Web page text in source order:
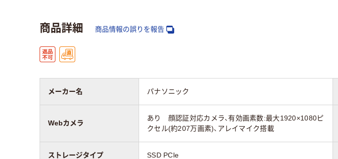
商品詳細 商品情報の誤りを報告
メーカー名 パナソニック
Webカメラ
あり 顔認証対応カメラ、有効画素数:最大1920×1080ピ
クセル(約207万画素)、アレイマイク搭載
ストレージタイプ SSD PCle